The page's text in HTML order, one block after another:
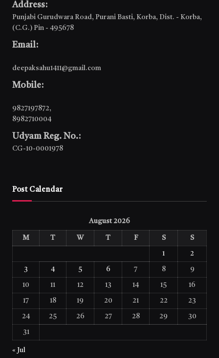
Address:
Punjabi Gurudwara Road, Purani Basti, Korba, Dist. - Korba,
(C.G.) Pin - 495678
Email:
deepaksahu1411@gmail.com
Mobile:
9827197872,
8982710004
Udyam Reg. No.:
CG-10-0001978
Post Calendar
August 2026
M T W T F S S
1 2
3 4 5 6 7 8 9
10 11 12 13 14 15 16
17 18 19 20 21 22 23
24 25 26 27 28 29 30
31
« Jul